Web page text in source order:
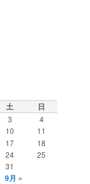
土 日
3 4
10
11
17
18
24
25
31
9月 »